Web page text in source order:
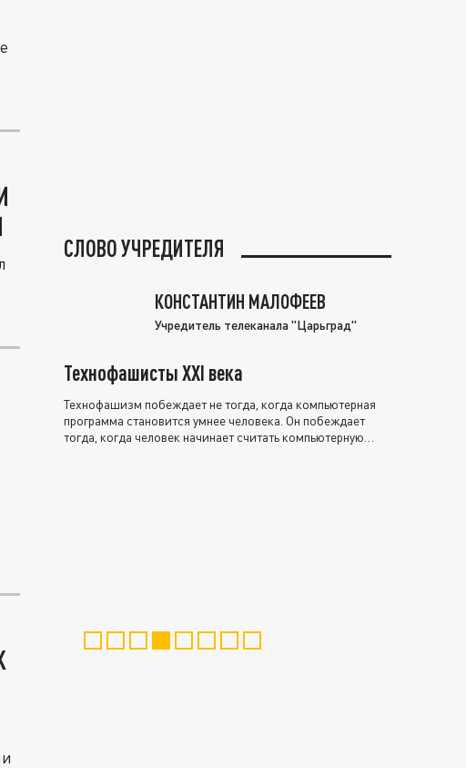
СЛОВО УЧРЕДИТЕЛЯ
КОНСТАНТИН МАЛОФЕЕВ
Учредитель телеканала "Царьград"
Технофашисты XXI века
Технофашизм побеждает не тогда, когда компьютерная
программа становится умнее человека. Он побеждает
тогда, когда человек начинает считать компьютерную